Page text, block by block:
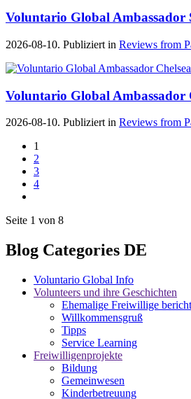
Voluntario Global Ambassador
2026-08-10. Publiziert in Reviews from
Voluntario Global Ambassador
2026-08-10. Publiziert in Reviews from
1
2
3
4
Seite 1 von 8
Blog Categories DE
Voluntario Global Info
Volunteers und ihre Geschichten
Ehemalige Freiwillige
Willkommensgruß
Tipps
Service Learning
Freiwilligenprojekte
Bildung
Gemeinwesen
Kinderbetreuung